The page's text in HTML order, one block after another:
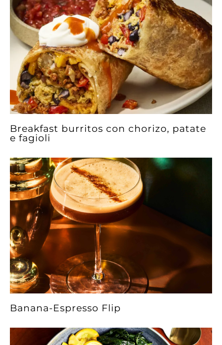
Breakfast burritos con chorizo, patate
e fagioli
Banana-Espresso Flip